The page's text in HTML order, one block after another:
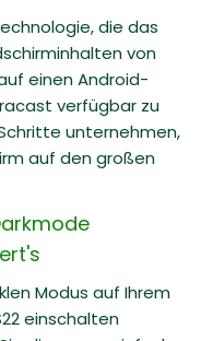
die das
von
einen Android-
verfügbar zu
unternehmen,
auf den großen
Modus auf Ihrem
einschalten